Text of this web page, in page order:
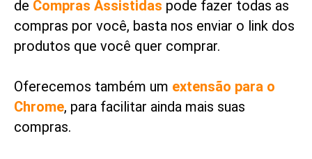
de Compras Assistidas pode fazer todas as
compras por você, basta nos enviar o link dos
produtos que você quer comprar.
Oferecemos também um extensão para o
Chrome, para facilitar ainda mais suas
compras.